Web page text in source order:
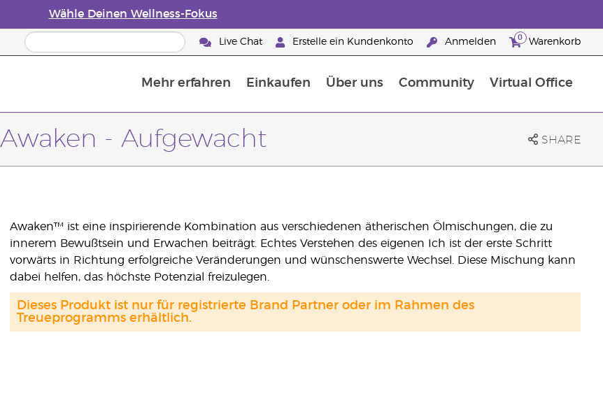
Wähle Deinen Wellness-Fokus
Live Chat Erstelle ein Kundenkonto Anmelden 0 Warenkorb
Mehr erfahren Einkaufen Über uns Community Virtual Office
Awaken - Aufgewacht SHARE
Awaken™ ist eine inspirierende Kombination aus verschiedenen ätherischen Ölmischungen, die zu
innerem Bewußtsein und Erwachen beiträgt. Echtes Verstehen des eigenen Ich ist der erste Schritt
vorwärts in Richtung erfolgreiche Veränderungen und wünschenswerte Wechsel. Diese Mischung kann
dabei helfen, das höchste Potenzial freizulegen.
Dieses Produkt ist nur für registrierte Brand Partner oder im Rahmen des
Treueprogramms erhältlich.